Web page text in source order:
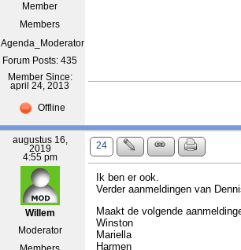
Member
Members
Agenda_Moderator
Forum Posts: 435
Member Since:
april 24, 2013
Offline
augustus 16,
2019
4:55 pm
Willem
Moderator
24
Ik ben er ook.
Verder aanmeldingen van
Maakt de volgende
Winston
Mariella
Harmen